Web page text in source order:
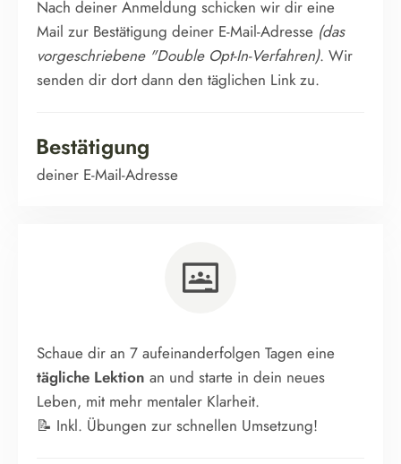
Nach deiner Anmeldung schicken wir dir eine
Mail zur Bestätigung deiner E-Mail-Adresse (das
vorgeschriebene "Double Opt-In-Verfahren). Wir
senden dir dort dann den täglichen Link zu.
Bestätigung
deiner E-Mail-Adresse
Schaue dir an 7 aufeinanderfolgen Tagen eine
tägliche Lektion an und starte in dein neues
Leben, mit mehr mentaler Klarheit.
📝 Inkl. Übungen zur schnellen Umsetzung!